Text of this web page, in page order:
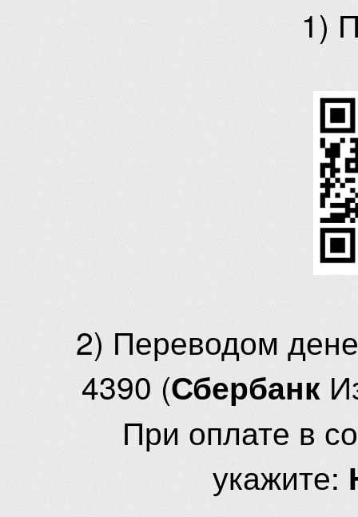
1)
2) Переводом
4390 (Сбербанк
При оплате в
укажите: